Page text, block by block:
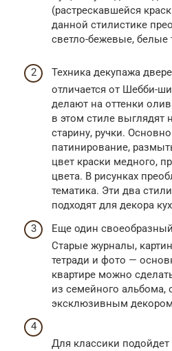
(растрескавшейся
данной стилистике
светло-бежевые, белые
Техника декупажа
отличается от Шебби-
делают на оттенки
в этом стиле выглядят
старину, ручки.
патинирование,
цвет краски медного,
цвета. В рисунках
тематика. Эти два
подходят для декора
Еще один
Старые журналы,
тетради и фото —
квартире можно
из семейного альбома,
эксклюзивным декором
Для классики подойдет